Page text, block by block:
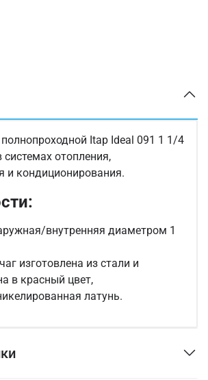
Itap Ideal 091 1 1/4
системах отопления,
и кондиционирования.
внутренняя диаметром 1
изготовлена из стали и
в красный цвет,
латунь.